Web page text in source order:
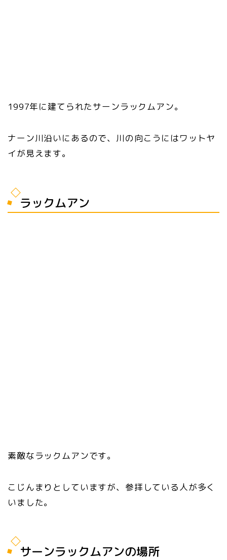
1997年に建てられたサーンラックムアン。
ナーン川沿いにあるので、川の向こうにはワットヤ
イが見えます。
ラックムアン
素敵なラックムアンです。
こじんまりとしていますが、参拝している人が多く
いました。
サーンラックムアンの場所